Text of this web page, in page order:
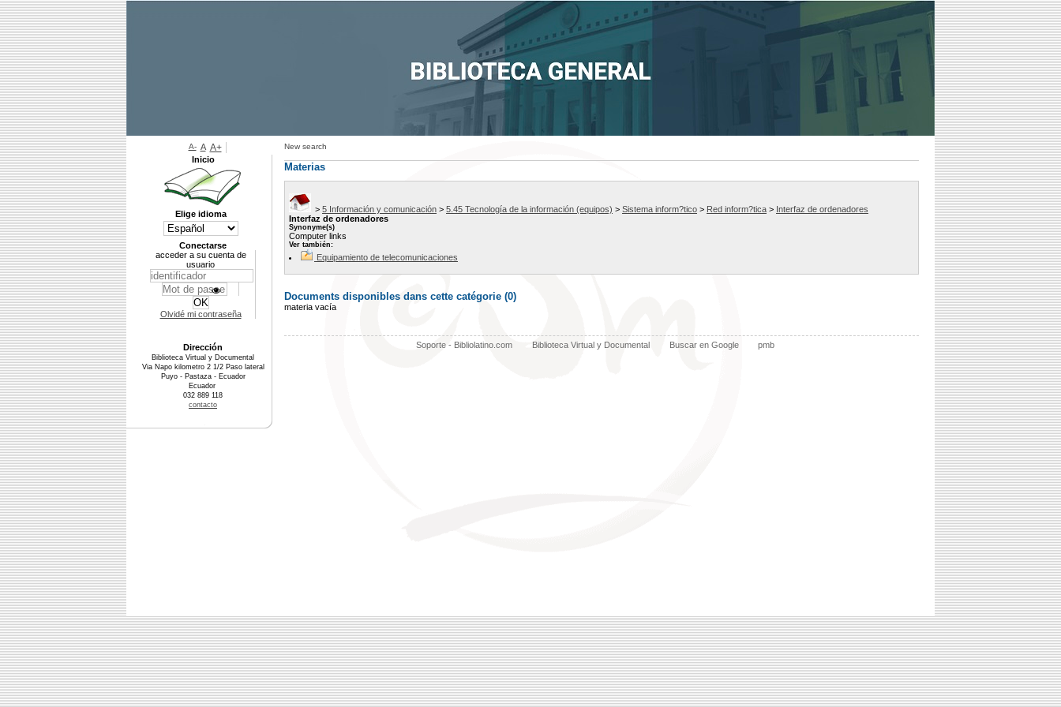
New search
Materias
> 5 Información y comunicación > 5.45 Tecnología de la información (equipos) > Sistema inform?tico > Red inform?tica > Interfaz de ordenadores
Interfaz de ordenadores
Synonyme(s)
Computer links
Ver también:
Equipamiento de telecomunicaciones
Documents disponibles dans cette catégorie (0)
materia vacía
Soporte - Bibliolatino.com Biblioteca Virtual y Documental Buscar en Google pmb
A- A A+
Inicio
Elige idioma
Conectarse
acceder a su cuenta de
usuario
Olvidé mi contraseña
Dirección
Biblioteca Virtual y Documental
Via Napo kilometro 2 1/2 Paso lateral
Puyo - Pastaza - Ecuador
Ecuador
032 889 118
contacto